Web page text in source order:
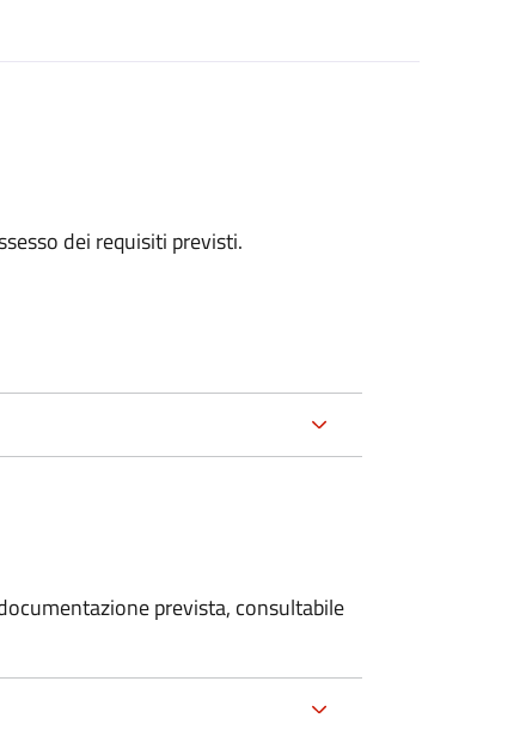
dei requisiti previsti.
prevista, consultabile